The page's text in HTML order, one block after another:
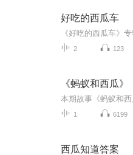
好吃的西瓜车
2 123
《蚂蚁和西瓜》
1 6199
西瓜知道答案